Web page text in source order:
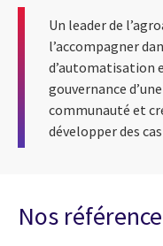
Un leader de
l’accompagner
d’automatisation
gouvernance
communauté et
développer des cas
Nos